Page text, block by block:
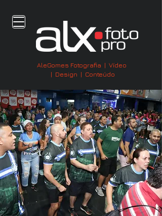
AleGomes Fotografia | Vídeo
| Design | Conteúdo